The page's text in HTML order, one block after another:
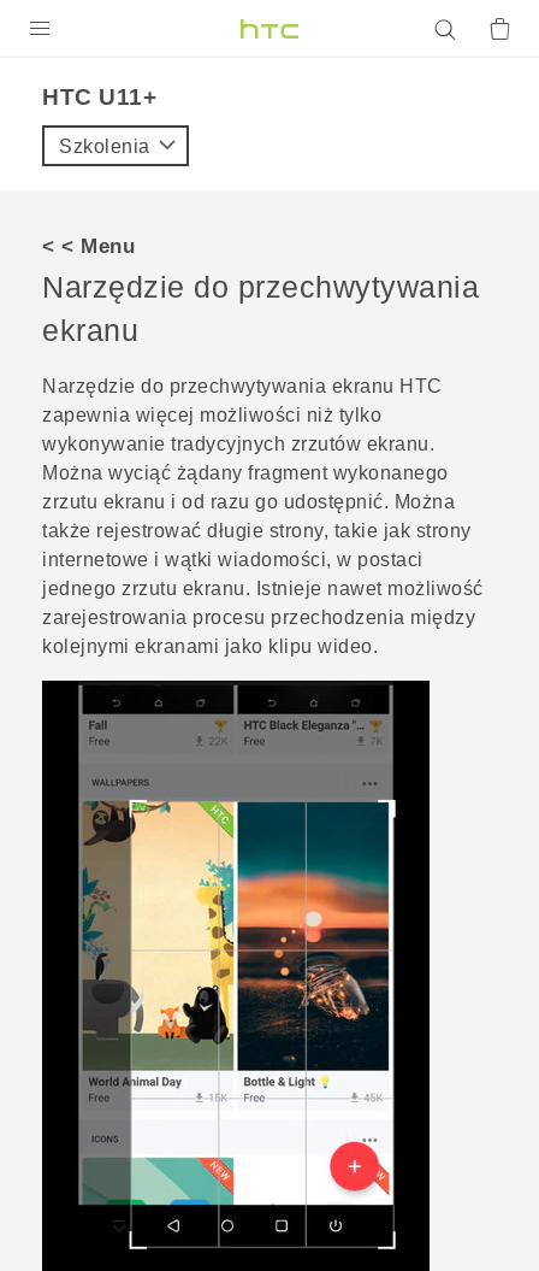
VIVE
VIVERSE
POMOC TECHNICZNA
Urządzenia i akcesoria HTC
Zaloguj się
HTC U11+‎
Szkolenia
< < Menu
Narzędzie do przechwytywania
ekranu
Narzędzie do przechwytywania ekranu HTC
zapewnia więcej możliwości niż tylko
wykonywanie tradycyjnych zrzutów ekranu.
Można wyciąć żądany fragment wykonanego
zrzutu ekranu i od razu go udostępnić. Można
także rejestrować długie strony, takie jak strony
internetowe i wątki wiadomości, w postaci
jednego zrzutu ekranu. Istnieje nawet możliwość
zarejestrowania procesu przechodzenia między
kolejnymi ekranami jako klipu wideo.